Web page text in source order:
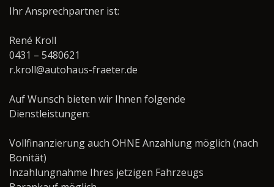
Ihr Ansprechpartner ist:
René Kroll
0431 – 5480621
r.kroll@autohaus-fraeter.de
Auf Wunsch bieten wir Ihnen folgende
Dienstleistungen:
Vollfinanzierung auch OHNE Anzahlung möglich (nach
Bonität)
Inzahlungnahme Ihres jetzigen Fahrzeugs